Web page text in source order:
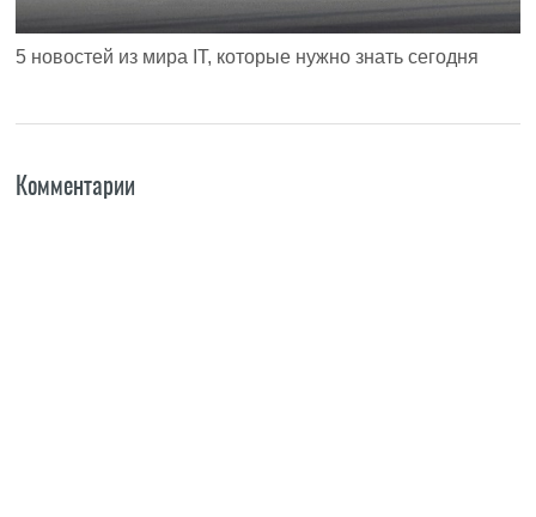
5 новостей из мира IT, которые нужно знать сегодня
Комментарии